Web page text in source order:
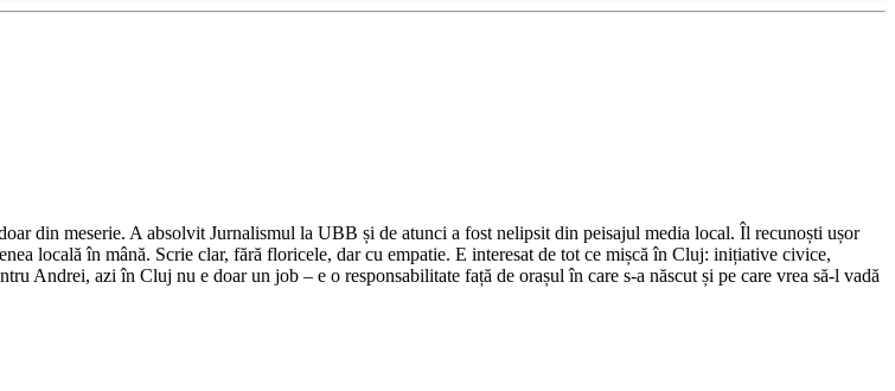
din meserie. A absolvit Jurnalismul la UBB și de atunci a fost nelipsit din peisajul media local. Îl recunoști ușor
locală în mână. Scrie clar, fără floricele, dar cu empatie. E interesat de tot ce mișcă în Cluj: inițiative civice,
Andrei, azi în Cluj nu e doar un job – e o responsabilitate față de orașul în care s-a născut și pe care vrea să-l vadă